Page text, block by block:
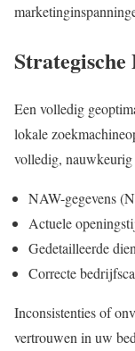
Een volledig
lokale
volledig, nauwkeurig
NAW-gegevens
Actuele
Gedetailleerde
Correcte
Inconsistenties of
vertrouwen in uw